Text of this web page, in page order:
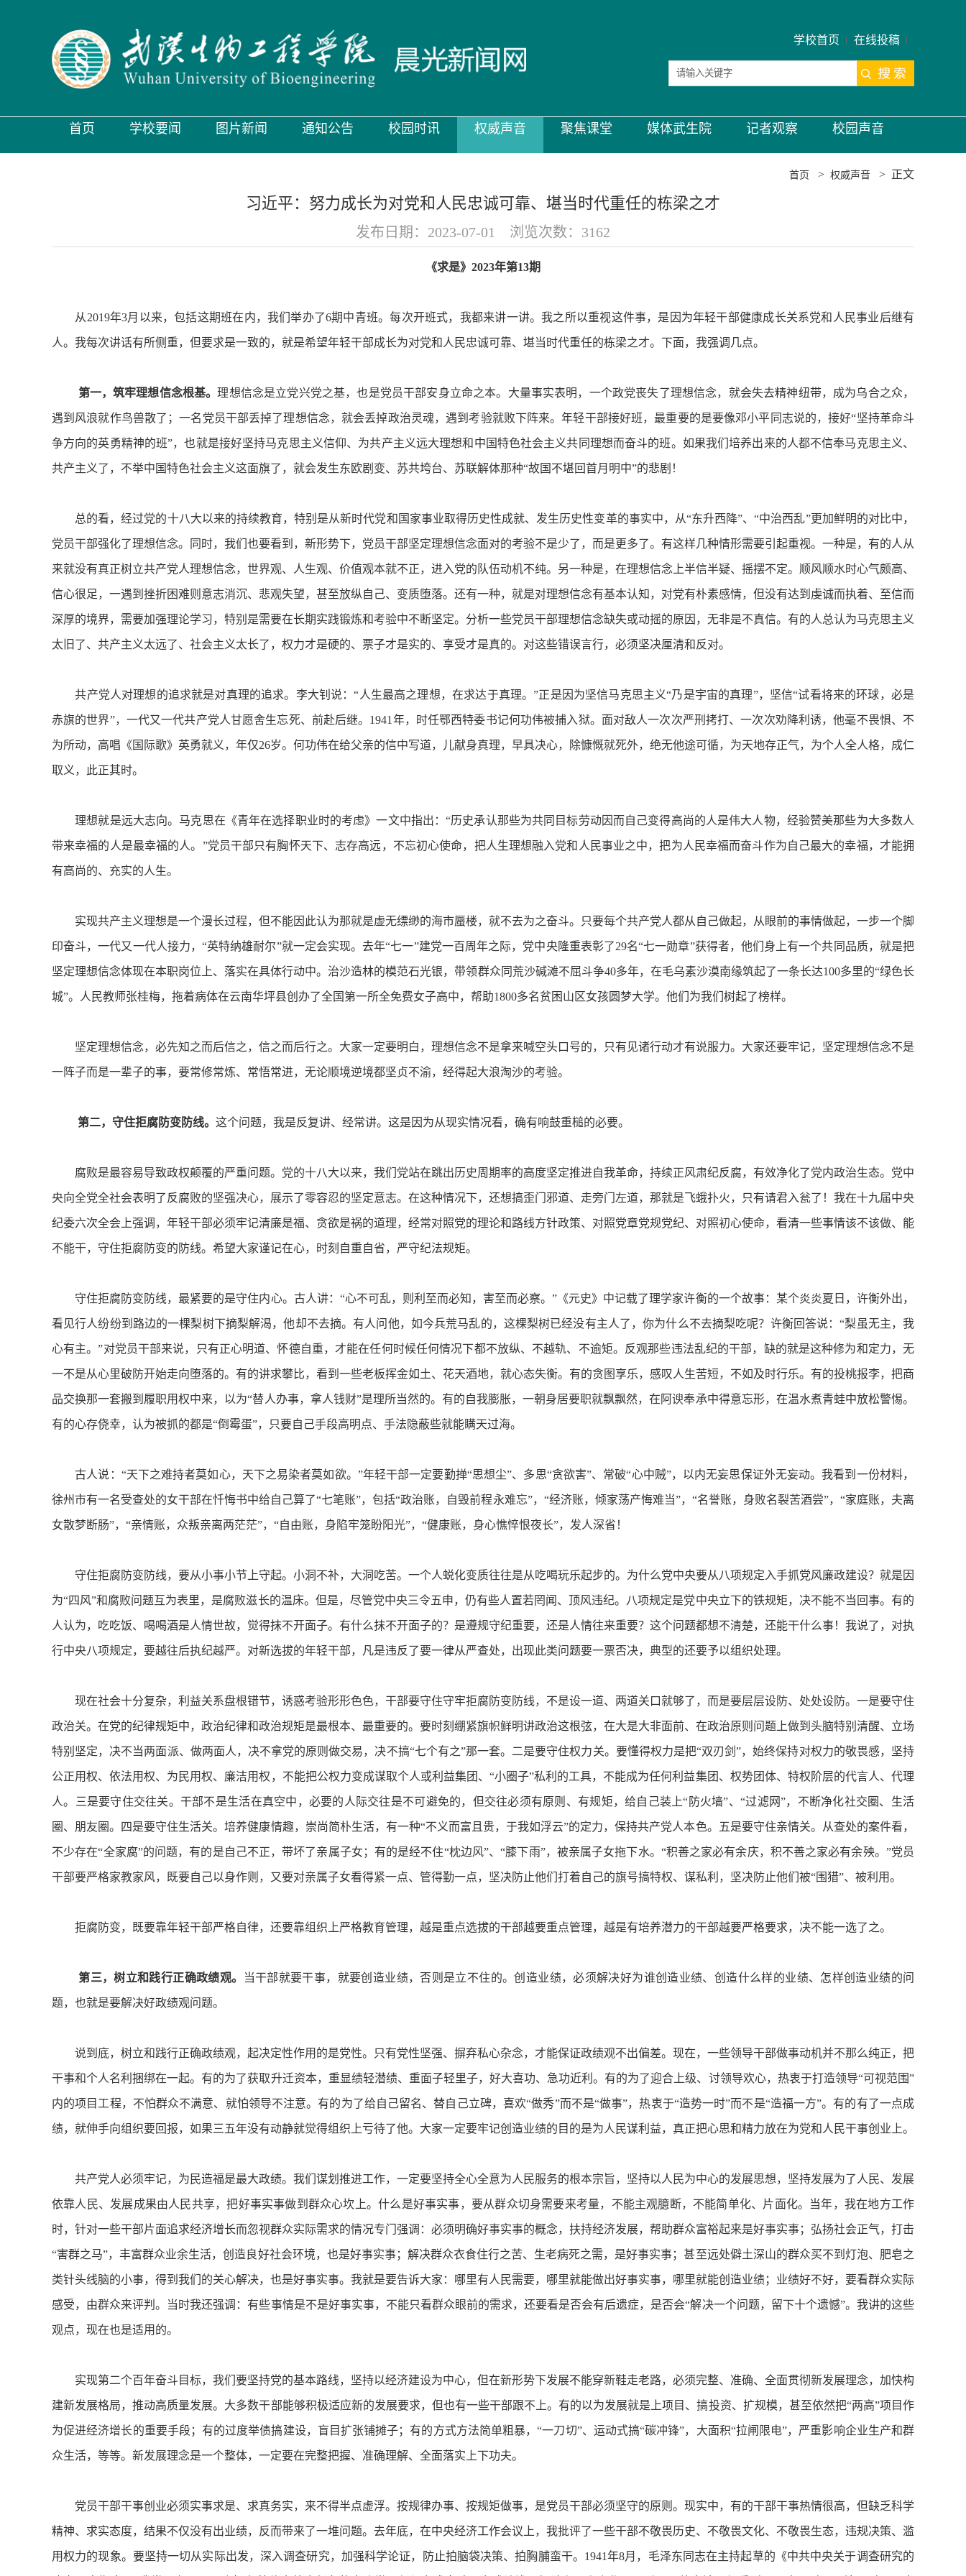
学校首页 在线投稿
首页 学校要闻 图片新闻 通知公告 校园时讯 权威声音 聚焦课堂 媒体武生院 记者观察 校园声音
首页 > 权威声音 > 正文
习近平：努力成长为对党和人民忠诚可靠、堪当时代重任的栋梁之才
发布日期：2023-07-01 浏览次数： 3162
《求是》2023年第13期
从2019年3月以来，包括这期班在内，我们举办了6期中青班。每次开班式，我都来讲一讲。我之所以重视这件事，是因为年轻干部健康成长关系党和人民事业后继有
人。我每次讲话有所侧重，但要求是一致的，就是希望年轻干部成长为对党和人民忠诚可靠、堪当时代重任的栋梁之才。下面，我强调几点。
第一，筑牢理想信念根基。 理想信念是立党兴党之基，也是党员干部安身立命之本。大量事实表明，一个政党丧失了理想信念，就会失去精神纽带，成为乌合之众，
遇到风浪就作鸟兽散了；一名党员干部丢掉了理想信念，就会丢掉政治灵魂，遇到考验就败下阵来。年轻干部接好班，最重要的是要像邓小平同志说的，接好“坚持革命斗
争方向的英勇精神的班”，也就是接好坚持马克思主义信仰、为共产主义远大理想和中国特色社会主义共同理想而奋斗的班。如果我们培养出来的人都不信奉马克思主义、
共产主义了，不举中国特色社会主义这面旗了，就会发生东欧剧变、苏共垮台、苏联解体那种“故国不堪回首月明中”的悲剧！
总的看，经过党的十八大以来的持续教育，特别是从新时代党和国家事业取得历史性成就、发生历史性变革的事实中，从“东升西降”、“中治西乱”更加鲜明的对比中，
党员干部强化了理想信念。同时，我们也要看到，新形势下，党员干部坚定理想信念面对的考验不是少了，而是更多了。有这样几种情形需要引起重视。一种是，有的人从
来就没有真正树立共产党人理想信念，世界观、人生观、价值观本就不正，进入党的队伍动机不纯。另一种是，在理想信念上半信半疑、摇摆不定。顺风顺水时心气颇高、
信心很足，一遇到挫折困难则意志消沉、悲观失望，甚至放纵自己、变质堕落。还有一种，就是对理想信念有基本认知，对党有朴素感情，但没有达到虔诚而执着、至信而
深厚的境界，需要加强理论学习，特别是需要在长期实践锻炼和考验中不断坚定。分析一些党员干部理想信念缺失或动摇的原因，无非是不真信。有的人总认为马克思主义
太旧了、共产主义太远了、社会主义太长了，权力才是硬的、票子才是实的、享受才是真的。对这些错误言行，必须坚决厘清和反对。
共产党人对理想的追求就是对真理的追求。李大钊说：“人生最高之理想，在求达于真理。”正是因为坚信马克思主义“乃是宇宙的真理”，坚信“试看将来的环球，必是
赤旗的世界”，一代又一代共产党人甘愿舍生忘死、前赴后继。1941年，时任鄂西特委书记何功伟被捕入狱。面对敌人一次次严刑拷打、一次次劝降利诱，他毫不畏惧、不
为所动，高唱《国际歌》英勇就义，年仅26岁。何功伟在给父亲的信中写道，儿献身真理，早具决心，除慷慨就死外，绝无他途可循，为天地存正气，为个人全人格，成仁
取义，此正其时。
理想就是远大志向。马克思在《青年在选择职业时的考虑》一文中指出：“历史承认那些为共同目标劳动因而自己变得高尚的人是伟大人物，经验赞美那些为大多数人
带来幸福的人是最幸福的人。”党员干部只有胸怀天下、志存高远，不忘初心使命，把人生理想融入党和人民事业之中，把为人民幸福而奋斗作为自己最大的幸福，才能拥
有高尚的、充实的人生。
实现共产主义理想是一个漫长过程，但不能因此认为那就是虚无缥缈的海市蜃楼，就不去为之奋斗。只要每个共产党人都从自己做起，从眼前的事情做起，一步一个脚
印奋斗，一代又一代人接力，“英特纳雄耐尔”就一定会实现。去年“七一”建党一百周年之际，党中央隆重表彰了29名“七一勋章”获得者，他们身上有一个共同品质，就是把
坚定理想信念体现在本职岗位上、落实在具体行动中。治沙造林的模范石光银，带领群众同荒沙碱滩不屈斗争40多年，在毛乌素沙漠南缘筑起了一条长达100多里的“绿色长
城”。人民教师张桂梅，拖着病体在云南华坪县创办了全国第一所全免费女子高中，帮助1800多名贫困山区女孩圆梦大学。他们为我们树起了榜样。
坚定理想信念，必先知之而后信之，信之而后行之。大家一定要明白，理想信念不是拿来喊空头口号的，只有见诸行动才有说服力。大家还要牢记，坚定理想信念不是
一阵子而是一辈子的事，要常修常炼、常悟常进，无论顺境逆境都坚贞不渝，经得起大浪淘沙的考验。
第二，守住拒腐防变防线。 这个问题，我是反复讲、经常讲。这是因为从现实情况看，确有响鼓重槌的必要。
腐败是最容易导致政权颠覆的严重问题。党的十八大以来，我们党站在跳出历史周期率的高度坚定推进自我革命，持续正风肃纪反腐，有效净化了党内政治生态。党中
央向全党全社会表明了反腐败的坚强决心，展示了零容忍的坚定意志。在这种情况下，还想搞歪门邪道、走旁门左道，那就是飞蛾扑火，只有请君入瓮了！我在十九届中央
纪委六次全会上强调，年轻干部必须牢记清廉是福、贪欲是祸的道理，经常对照党的理论和路线方针政策、对照党章党规党纪、对照初心使命，看清一些事情该不该做、能
不能干，守住拒腐防变的防线。希望大家谨记在心，时刻自重自省，严守纪法规矩。
守住拒腐防变防线，最紧要的是守住内心。古人讲：“心不可乱，则利至而必知，害至而必察。”《元史》中记载了理学家许衡的一个故事：某个炎炎夏日，许衡外出，
看见行人纷纷到路边的一棵梨树下摘梨解渴，他却不去摘。有人问他，如今兵荒马乱的，这棵梨树已经没有主人了，你为什么不去摘梨吃呢？许衡回答说：“梨虽无主，我
心有主。”对党员干部来说，只有正心明道、怀德自重，才能在任何时候任何情况下都不放纵、不越轨、不逾矩。反观那些违法乱纪的干部，缺的就是这种修为和定力，无
一不是从心里破防开始走向堕落的。有的讲求攀比，看到一些老板挥金如土、花天酒地，就心态失衡。有的贪图享乐，感叹人生苦短，不如及时行乐。有的投桃报李，把商
品交换那一套搬到履职用权中来，以为“替人办事，拿人钱财”是理所当然的。有的自我膨胀，一朝身居要职就飘飘然，在阿谀奉承中得意忘形，在温水煮青蛙中放松警惕。
有的心存侥幸，认为被抓的都是“倒霉蛋”，只要自己手段高明点、手法隐蔽些就能瞒天过海。
古人说：“天下之难持者莫如心，天下之易染者莫如欲。”年轻干部一定要勤掸“思想尘”、多思“贪欲害”、常破“心中贼”，以内无妄思保证外无妄动。我看到一份材料，
徐州市有一名受查处的女干部在忏悔书中给自己算了“七笔账”，包括“政治账，自毁前程永难忘”，“经济账，倾家荡产悔难当”，“名誉账，身败名裂苦酒尝”，“家庭账，夫离
女散梦断肠”，“亲情账，众叛亲离两茫茫”，“自由账，身陷牢笼盼阳光”，“健康账，身心憔悴恨夜长”，发人深省！
守住拒腐防变防线，要从小事小节上守起。小洞不补，大洞吃苦。一个人蜕化变质往往是从吃喝玩乐起步的。为什么党中央要从八项规定入手抓党风廉政建设？就是因
为“四风”和腐败问题互为表里，是腐败滋长的温床。但是，尽管党中央三令五申，仍有些人置若罔闻、顶风违纪。八项规定是党中央立下的铁规矩，决不能不当回事。有的
人认为，吃吃饭、喝喝酒是人情世故，觉得抹不开面子。有什么抹不开面子的？是遵规守纪重要，还是人情往来重要？这个问题都想不清楚，还能干什么事！我说了，对执
行中央八项规定，要越往后执纪越严。对新选拔的年轻干部，凡是违反了要一律从严查处，出现此类问题要一票否决，典型的还要予以组织处理。
现在社会十分复杂，利益关系盘根错节，诱惑考验形形色色，干部要守住守牢拒腐防变防线，不是设一道、两道关口就够了，而是要层层设防、处处设防。一是要守住
政治关。在党的纪律规矩中，政治纪律和政治规矩是最根本、最重要的。要时刻绷紧旗帜鲜明讲政治这根弦，在大是大非面前、在政治原则问题上做到头脑特别清醒、立场
特别坚定，决不当两面派、做两面人，决不拿党的原则做交易，决不搞“七个有之”那一套。二是要守住权力关。要懂得权力是把“双刃剑”，始终保持对权力的敬畏感，坚持
公正用权、依法用权、为民用权、廉洁用权，不能把公权力变成谋取个人或利益集团、“小圈子”私利的工具，不能成为任何利益集团、权势团体、特权阶层的代言人、代理
人。三是要守住交往关。干部不是生活在真空中，必要的人际交往是不可避免的，但交往必须有原则、有规矩，给自己装上“防火墙”、“过滤网”，不断净化社交圈、生活
圈、朋友圈。四是要守住生活关。培养健康情趣，崇尚简朴生活，有一种“不义而富且贵，于我如浮云”的定力，保持共产党人本色。五是要守住亲情关。从查处的案件看，
不少存在“全家腐”的问题，有的是自己不正，带坏了亲属子女；有的是经不住“枕边风”、“膝下雨”，被亲属子女拖下水。“积善之家必有余庆，积不善之家必有余殃。”党员
干部要严格家教家风，既要自己以身作则，又要对亲属子女看得紧一点、管得勤一点，坚决防止他们打着自己的旗号搞特权、谋私利，坚决防止他们被“围猎”、被利用。
拒腐防变，既要靠年轻干部严格自律，还要靠组织上严格教育管理，越是重点选拔的干部越要重点管理，越是有培养潜力的干部越要严格要求，决不能一选了之。
第三，树立和践行正确政绩观。 当干部就要干事，就要创造业绩，否则是立不住的。创造业绩，必须解决好为谁创造业绩、创造什么样的业绩、怎样创造业绩的问
题，也就是要解决好政绩观问题。
说到底，树立和践行正确政绩观，起决定性作用的是党性。只有党性坚强、摒弃私心杂念，才能保证政绩观不出偏差。现在，一些领导干部做事动机并不那么纯正，把
干事和个人名利捆绑在一起。有的为了获取升迁资本，重显绩轻潜绩、重面子轻里子，好大喜功、急功近利。有的为了迎合上级、讨领导欢心，热衷于打造领导“可视范围”
内的项目工程，不怕群众不满意、就怕领导不注意。有的为了给自己留名、替自己立碑，喜欢“做秀”而不是“做事”，热衷于“造势一时”而不是“造福一方”。有的有了一点成
绩，就伸手向组织要回报，如果三五年没有动静就觉得组织上亏待了他。大家一定要牢记创造业绩的目的是为人民谋利益，真正把心思和精力放在为党和人民干事创业上。
共产党人必须牢记，为民造福是最大政绩。我们谋划推进工作，一定要坚持全心全意为人民服务的根本宗旨，坚持以人民为中心的发展思想，坚持发展为了人民、发展
依靠人民、发展成果由人民共享，把好事实事做到群众心坎上。什么是好事实事，要从群众切身需要来考量，不能主观臆断，不能简单化、片面化。当年，我在地方工作
时，针对一些干部片面追求经济增长而忽视群众实际需求的情况专门强调：必须明确好事实事的概念，扶持经济发展，帮助群众富裕起来是好事实事；弘扬社会正气，打击
“害群之马”，丰富群众业余生活，创造良好社会环境，也是好事实事；解决群众衣食住行之苦、生老病死之需，是好事实事；甚至远处僻土深山的群众买不到灯泡、肥皂之
类针头线脑的小事，得到我们的关心解决，也是好事实事。我就是要告诉大家：哪里有人民需要，哪里就能做出好事实事，哪里就能创造业绩；业绩好不好，要看群众实际
感受，由群众来评判。当时我还强调：有些事情是不是好事实事，不能只看群众眼前的需求，还要看是否会有后遗症，是否会“解决一个问题，留下十个遗憾”。我讲的这些
观点，现在也是适用的。
实现第二个百年奋斗目标，我们要坚持党的基本路线，坚持以经济建设为中心，但在新形势下发展不能穿新鞋走老路，必须完整、准确、全面贯彻新发展理念，加快构
建新发展格局，推动高质量发展。大多数干部能够积极适应新的发展要求，但也有一些干部跟不上。有的以为发展就是上项目、搞投资、扩规模，甚至依然把“两高”项目作
为促进经济增长的重要手段；有的过度举债搞建设，盲目扩张铺摊子；有的方式方法简单粗暴，“一刀切”、运动式搞“碳冲锋”，大面积“拉闸限电”，严重影响企业生产和群
众生活，等等。新发展理念是一个整体，一定要在完整把握、准确理解、全面落实上下功夫。
党员干部干事创业必须实事求是、求真务实，来不得半点虚浮。按规律办事、按规矩做事，是党员干部必须坚守的原则。现实中，有的干部干事热情很高，但缺乏科学
精神、求实态度，结果不仅没有出业绩，反而带来了一堆问题。去年底，在中央经济工作会议上，我批评了一些干部不敬畏历史、不敬畏文化、不敬畏生态，违规决策、滥
用权力的现象。要坚持一切从实际出发，深入调查研究，加强科学论证，防止拍脑袋决策、拍胸脯蛮干。1941年8月，毛泽东同志在主持起草的《中共中央关于调查研究的